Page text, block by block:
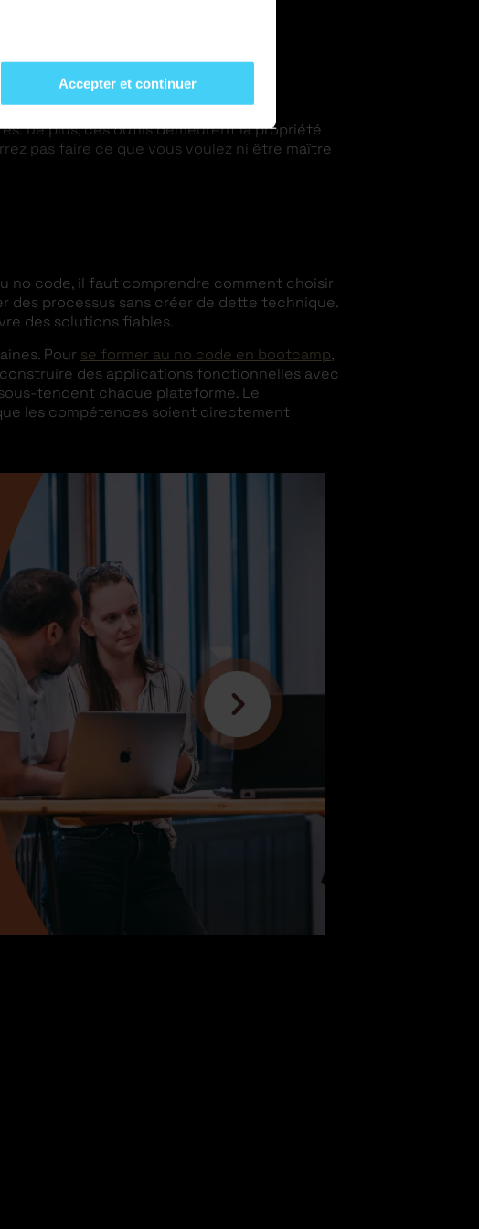
Accepter et continuer
De plus, ces outils demeurent la propriété
pas faire ce que vous voulez ni être maître
no code, il faut comprendre comment choisir
des processus sans créer de dette technique.
des solutions fiables.
Pour se former au no code en bootcamp,
des applications fonctionnelles avec
tendent chaque plateforme. Le
les compétences soient directement